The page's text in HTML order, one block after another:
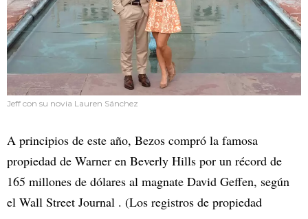
Jeff con su novia Lauren Sánchez
A principios de este año, Bezos compró la famosa
propiedad de Warner en Beverly Hills por un récord de
165 millones de dólares al magnate David Geffen, según
el Wall Street Journal . (Los registros de propiedad